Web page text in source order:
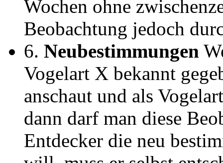
Wochen ohne
Beobachtung jedoch
6. Neubestimmungen
Vogelart X bekannt
anschaut und als
dann darf man diese
Entdecker die neu